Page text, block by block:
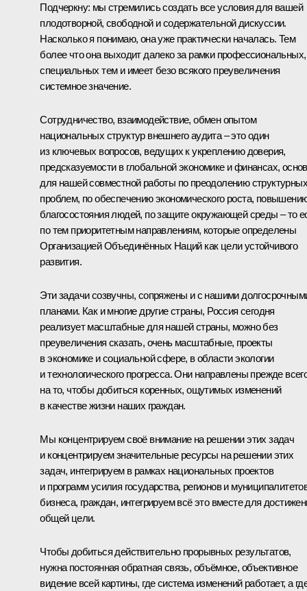
Подчеркну: мы стремились создать все условия для вашей
плодотворной, свободной и содержательной дискуссии.
Насколько я понимаю, она уже практически началась. Тем
более что она выходит далеко за рамки профессиональных,
специальных тем и имеет безо всякого преувеличения
системное значение.
Сотрудничество, взаимодействие, обмен опытом
национальных структур внешнего аудита – это один
из ключевых вопросов, ведущих к укреплению доверия,
предсказуемости в глобальной экономике и финансах,
для нашей совместной работы по преодолению структурных
проблем, по обеспечению экономического роста,
благосостояния людей, по защите окружающей среды – то
по тем приоритетным направлениям, которые определены
Организацией Объединённых Наций как цели устойчивого
развития.
Эти задачи созвучны, сопряжены и с нашими
планами. Как и многие другие страны, Россия сегодня
реализует масштабные для нашей страны, можно без
преувеличения сказать, очень масштабные, проекты
в экономике и социальной сфере, в области экологии
и технологического прогресса. Они направлены прежде
на то, чтобы добиться коренных, ощутимых изменений
в качестве жизни наших граждан.
Мы концентрируем своё внимание на решении этих задач
и концентрируем значительные ресурсы на решении этих
задач, интегрируем в рамках национальных проектов
и программ усилия государства, регионов и
бизнеса, граждан, интегрируем всё это вместе для
общей цели.
Чтобы добиться действительно прорывных результатов,
нужна постоянная обратная связь, объёмное, объективное
видение всей картины, где система изменений работает, а